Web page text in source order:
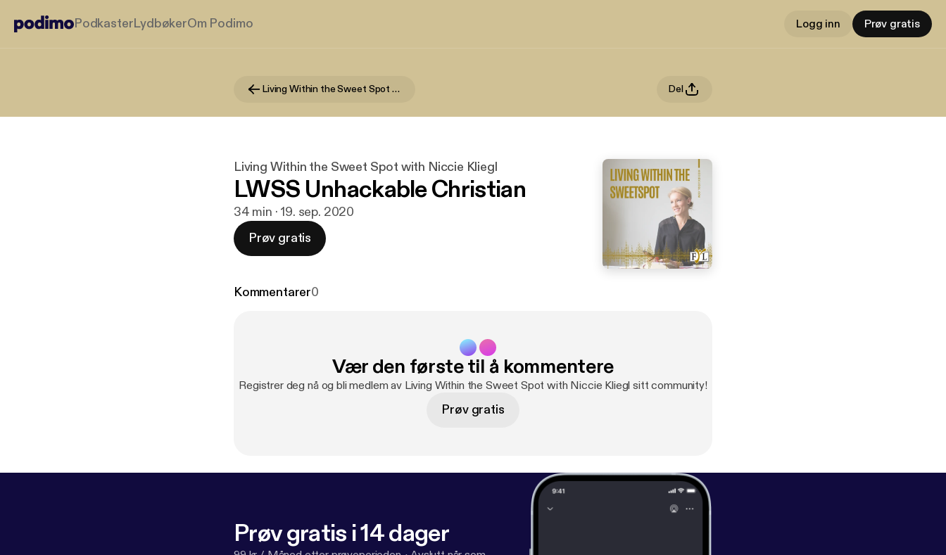
PodkasterLydbøkerOm Podimo Logg inn Prøv gratis
Living Within the Sweet Spot with Niccie Kliegl Del
Living Within the Sweet Spot with Niccie Kliegl
LWSS Unhackable Christian
34 min · 19. sep. 2020
Prøv gratis
Kommentarer0
Vær den første til å kommentere
Registrer deg nå og bli medlem av Living Within the Sweet Spot with Niccie Kliegl sitt community!
Prøv gratis
Prøv gratis i 14 dager